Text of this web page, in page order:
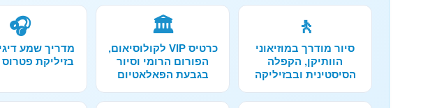
🚶
סיור מודרך במוזיאוני
הוותיקן, הקפלה
הסיסטינית ובבזיליקה
🏛️
כרטיס VIP לקולוסיאום,
הפורום הרומי וסיור
בגבעת הפאלאטיום
🎧
מדריך שמע
בזיליקת